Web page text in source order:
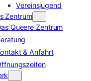
Vereinsjugend
Zentrum
Queere Zentrum
& Anfahrt